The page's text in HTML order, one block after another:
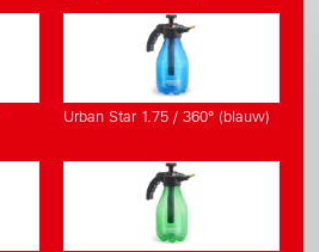
Urban Star 1.75 / 360° (blauw)